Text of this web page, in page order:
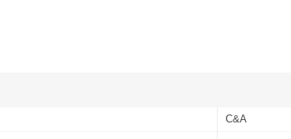
C&A